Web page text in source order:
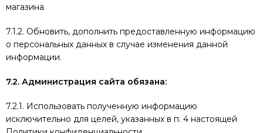
магазина.
7.1.2. Обновить, дополнить предоставленную информацию
о персональных данных в случае изменения данной
информации.
7.2. Администрация сайта обязана:
7.2.1. Использовать полученную информацию
исключительно для целей, указанных в п. 4 настоящей